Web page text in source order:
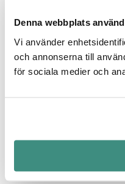
Denna webbplats
Vi använder
och annonserna till
för sociala medier och
investeringar
Tillgången till rätt
konkurrensfaktor när
Du har väl inte missat